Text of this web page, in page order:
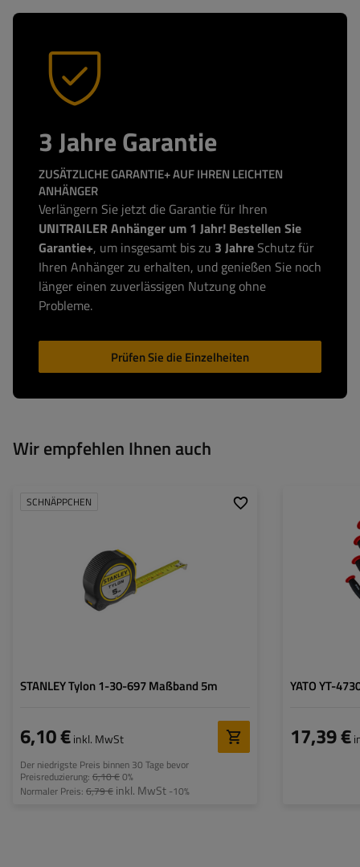
3 Jahre Garantie
ZUSÄTZLICHE GARANTIE+ AUF IHREN LEICHTEN
ANHÄNGER
Verlängern Sie jetzt die Garantie für Ihren
UNITRAILER Anhänger um 1 Jahr! Bestellen Sie
Garantie+, um insgesamt bis zu 3 Jahre Schutz für
Ihren Anhänger zu erhalten, und genießen Sie noch
länger einen zuverlässigen Nutzung ohne
Probleme.
Prüfen Sie die Einzelheiten
Wir empfehlen Ihnen auch
SCHNÄPPCHEN
STANLEY Tylon 1-30-697 Maßband 5m
6,10 €inkl. MwSt
Der niedrigste Preis binnen 30 Tage bevor
Preisreduzierung: 6,10 €0%
Normaler Preis: 6,79 € inkl. MwSt -10%
YATO YT-
17,39 €